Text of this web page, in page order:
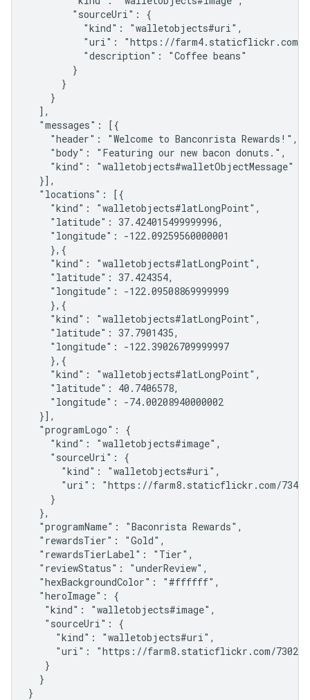
        "sourceUri": {
          "kind": "walletobjects#uri",
"uri": "https://farm4.staticflickr.com/
          "description": "Coffee beans"
        }
      }
    }
  ],
  "messages": [{
    "header": "Welcome to Banconrista Rewards!",
    "body": "Featuring our new bacon donuts.",
    "kind": "walletobjects#walletObjectMessage"
  }],
  "locations": [{
    "kind": "walletobjects#latLongPoint",
    "latitude": 37.424015499999996,
    "longitude": -122.09259560000001
    },{
    "kind": "walletobjects#latLongPoint",
    "latitude": 37.424354,
    "longitude": -122.09508869999999
    },{
    "kind": "walletobjects#latLongPoint",
    "latitude": 37.7901435,
    "longitude": -122.39026709999997
    },{
    "kind": "walletobjects#latLongPoint",
    "latitude": 40.7406578,
    "longitude": -74.00208940000002
  }],
  "programLogo": {
    "kind": "walletobjects#image",
    "sourceUri": {
      "kind": "walletobjects#uri",
"uri": "https://farm8.staticflickr.com/
    }
  },
  "programName": "Baconrista Rewards",
  "rewardsTier": "Gold",
  "rewardsTierLabel": "Tier",
  "reviewStatus": "underReview",
  "hexBackgroundColor": "#ffffff",
  "heroImage": {
   "kind": "walletobjects#image",
   "sourceUri": {
     "kind": "walletobjects#uri",
"uri": "https://farm8.staticflickr.com/7302/
   }
  }
}